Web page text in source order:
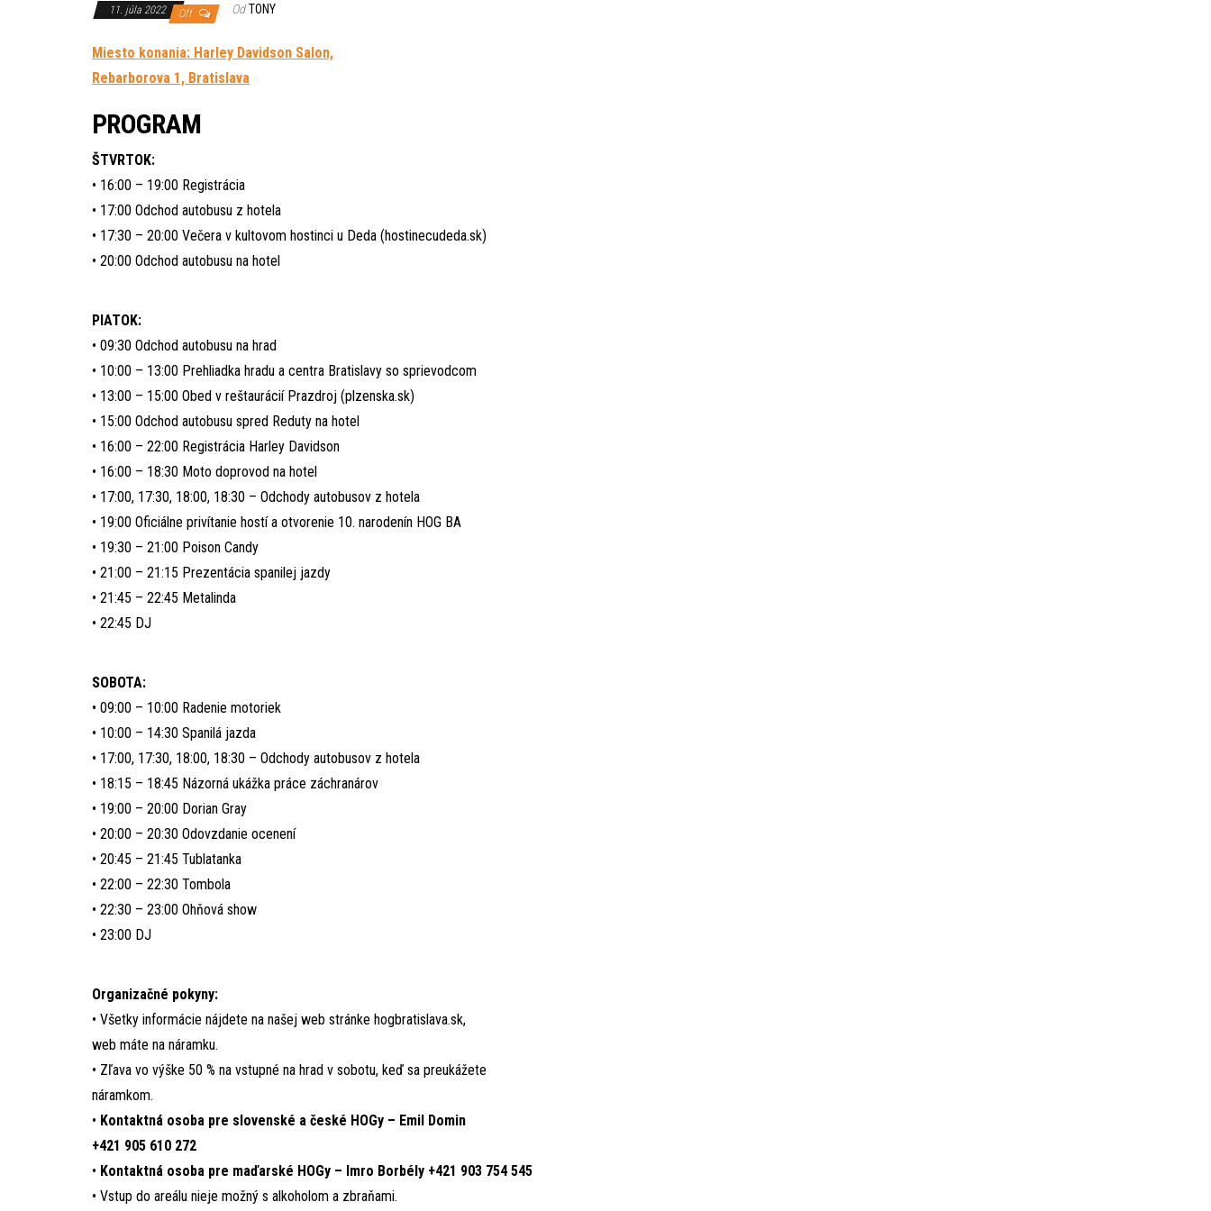
11. júla 2022 Off Od TONY
Miesto konania: Harley Davidson Salon,
Rebarborova 1, Bratislava
PROGRAM
ŠTVRTOK:
• 16:00 – 19:00 Registrácia
• 17:00 Odchod autobusu z hotela
• 17:30 – 20:00 Večera v kultovom hostinci u Deda (hostinecudeda.sk)
• 20:00 Odchod autobusu na hotel
PIATOK:
• 09:30 Odchod autobusu na hrad
• 10:00 – 13:00 Prehliadka hradu a centra Bratislavy so sprievodcom
• 13:00 – 15:00 Obed v reštaurácií Prazdroj (plzenska.sk)
• 15:00 Odchod autobusu spred Reduty na hotel
• 16:00 – 22:00 Registrácia Harley Davidson
• 16:00 – 18:30 Moto doprovod na hotel
• 17:00, 17:30, 18:00, 18:30 – Odchody autobusov z hotela
• 19:00 Oficiálne privítanie hostí a otvorenie 10. narodenín HOG BA
• 19:30 – 21:00 Poison Candy
• 21:00 – 21:15 Prezentácia spanilej jazdy
• 21:45 – 22:45 Metalinda
• 22:45 DJ
SOBOTA:
• 09:00 – 10:00 Radenie motoriek
• 10:00 – 14:30 Spanilá jazda
• 17:00, 17:30, 18:00, 18:30 – Odchody autobusov z hotela
• 18:15 – 18:45 Názorná ukážka práce záchranárov
• 19:00 – 20:00 Dorian Gray
• 20:00 – 20:30 Odovzdanie ocenení
• 20:45 – 21:45 Tublatanka
• 22:00 – 22:30 Tombola
• 22:30 – 23:00 Ohňová show
• 23:00 DJ
Organizačné pokyny:
• Všetky informácie nájdete na našej web stránke hogbratislava.sk,
web máte na náramku.
• Zľava vo výške 50 % na vstupné na hrad v sobotu, keď sa preukážete
náramkom.
• Kontaktná osoba pre slovenské a české HOGy – Emil Domin
+421 905 610 272
• Kontaktná osoba pre maďarské HOGy – Imro Borbély +421 903 754 545
• Vstup do areálu nieje možný s alkoholom a zbraňami.